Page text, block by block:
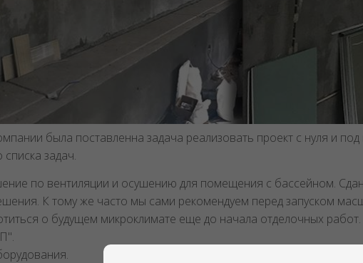
была поставленна задача реализовать проект с нуля и
задач.
по вентиляции и осушению для помещения с бассейном.
К тому же часто мы сами рекомендуем перед запуском
о будущем микроклимате еще до начала отделочных работ.